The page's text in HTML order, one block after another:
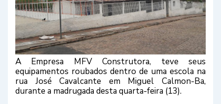
A Empresa MFV Construtora, teve seus
equipamentos roubados dentro de uma escola na
rua José Cavalcante em Miguel Calmon-Ba,
durante a madrugada desta quarta-feira (13).